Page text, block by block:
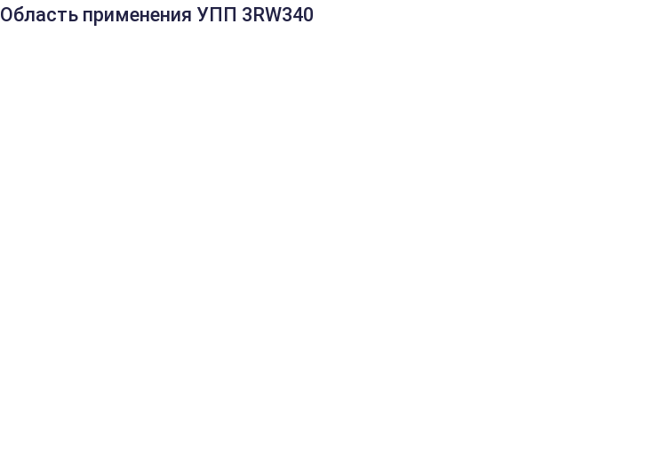
Область применения УПП 3RW340